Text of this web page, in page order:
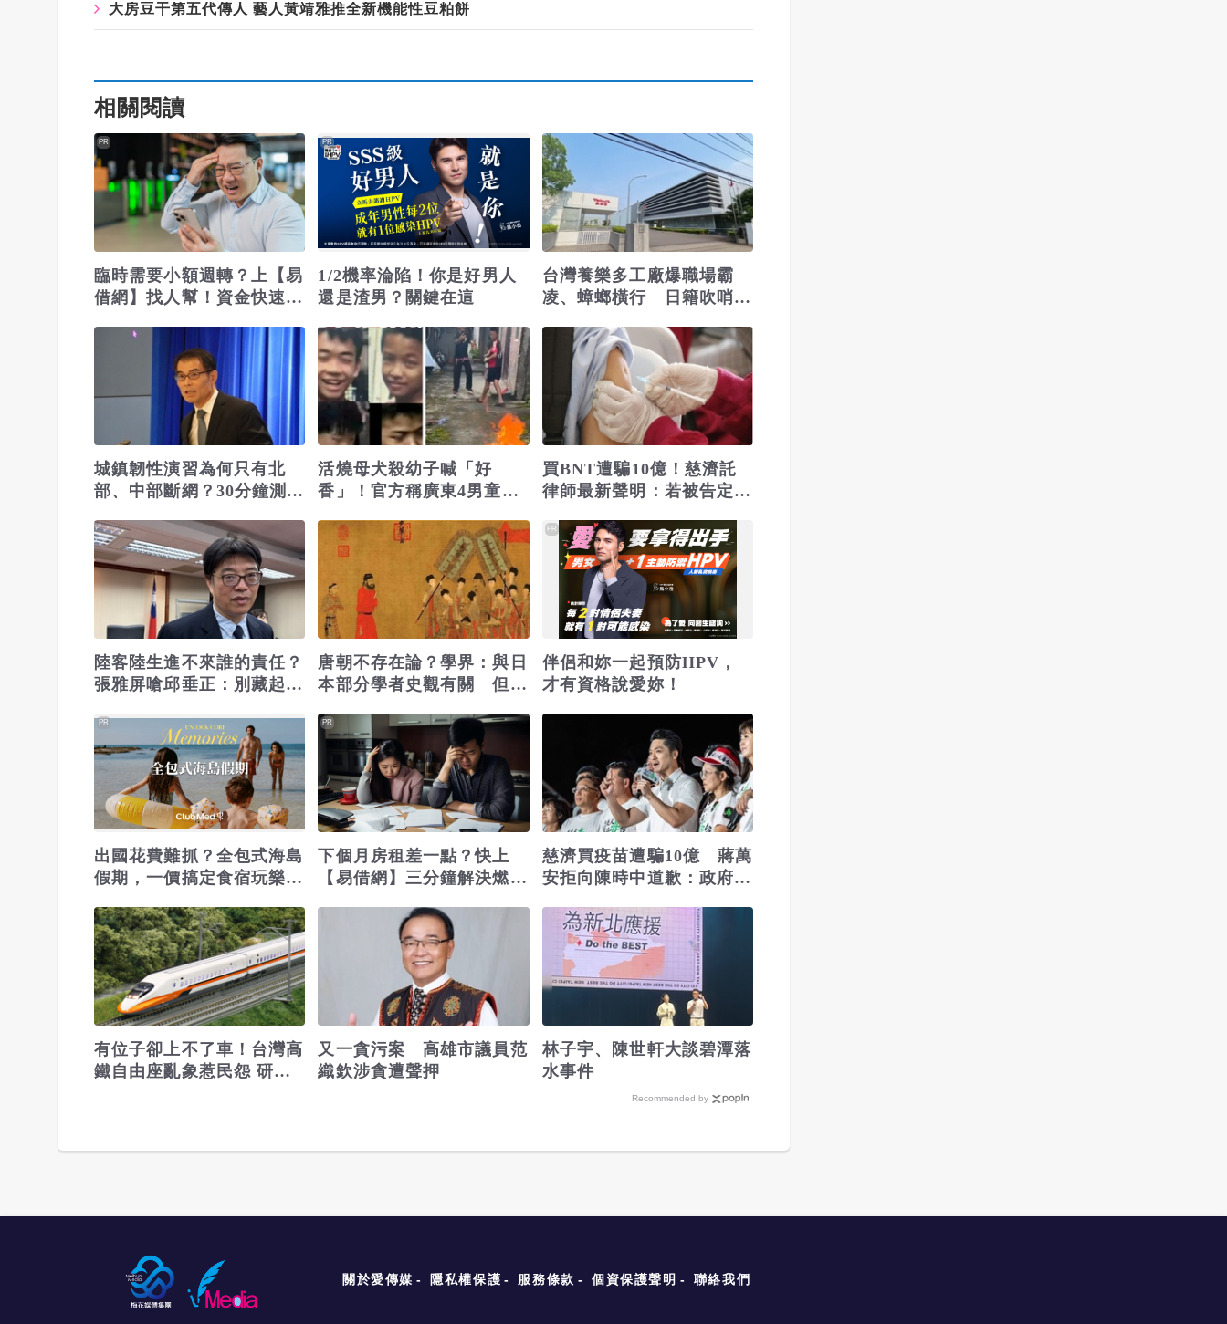
大房豆干第五代傳人 藝人黃靖雅推全新機能性豆粕餅
相關閱讀
臨時需要小額週轉？上【易
借網】找人幫！資金快速到
PR
1/2機率淪陷！你是好男人
還是渣男？關鍵在這
PR
台灣養樂多工廠爆職場霸
凌、蟑螂橫行 日籍吹哨者
城鎮韌性演習為何只有北
部、中部斷網？30分鐘測什
活燒母犬殺幼子喊「好
香」！官方稱廣東4男童送
買BNT遭騙10億！慈濟託
律師最新聲明：若被告定
陸客陸生進不來誰的責任？
張雅屏嗆邱垂正：別藏起台
唐朝不存在論？學界：與日
本部分學者史觀有關 但非
伴侶和妳一起預防HPV，
才有資格說愛妳！
PR
出國花費難抓？全包式海島
假期，一價搞定食宿玩樂，
PR
下個月房租差一點？快上
【易借網】三分鐘解決燃眉
PR
慈濟買疫苗遭騙10億 蔣萬
安拒向陳時中道歉：政府若
有位子卻上不了車！台灣高
鐵自由座亂象惹民怨 研議
又一貪污案 高雄市議員范
織欽涉貪遭聲押
林子宇、陳世軒大談碧潭落
水事件
Recommended by
關於愛傳媒 隱私權保護 服務條款 個資保護聲明 聯絡我們